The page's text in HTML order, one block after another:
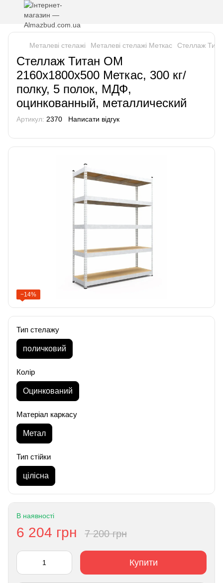
Металеві стелажі Металеві стелажі Меткас Стеллаж
Стеллаж Титан ОМ
2160х1800х500 Меткас, 300 кг/
полку, 5 полок, МДФ,
оцинкованный, металлический
Артикул: 2370 Написати відгук
−14%
Тип стелажу
поличковий
Колір
Оцинкований
Матеріал каркасу
Метал
Тип стійки
цілісна
В наявності
6 204 грн 7 200 грн
Купити